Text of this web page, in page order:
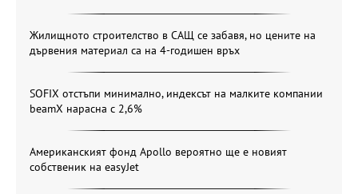
Жилищното строителство в САЩ се забавя, но цените на
дървения материал са на 4-годишен връх
SOFIX отстъпи минимално, индексът на малките компании
beamX нарасна с 2,6%
Американският фонд Apollo вероятно ще е новият
собственик на easyJet